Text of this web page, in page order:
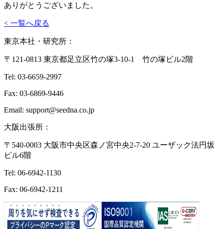
ありがとうございました。
< 一覧へ戻る
東京本社・研究所：
〒121-0813 東京都足立区竹の塚3-10-1 竹の塚ビル2階
Tel: 03-6659-2997
Fax: 03-6869-9446
Email: support@seedna.co.jp
大阪出張所：
〒540-0003 大阪市中央区森ノ宮中央2-7-20 ユーザック法円坂
ビル6階
Tel: 06-6942-1130
Fax: 06-6942-1211